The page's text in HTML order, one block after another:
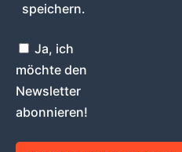
speichern.
Ja, ich
möchte den
Newsletter
abonnieren!